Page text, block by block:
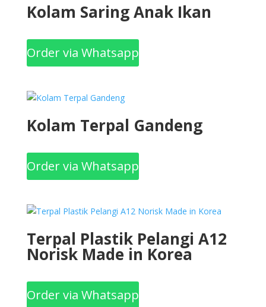
Kolam Saring Anak Ikan
Order via Whatsapp
Kolam Terpal Gandeng
Order via Whatsapp
Terpal Plastik Pelangi A12
Norisk Made in Korea
Order via Whatsapp